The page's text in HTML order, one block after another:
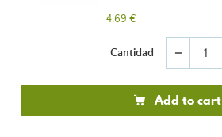
4,69 €
Cantidad remove
Add to cart